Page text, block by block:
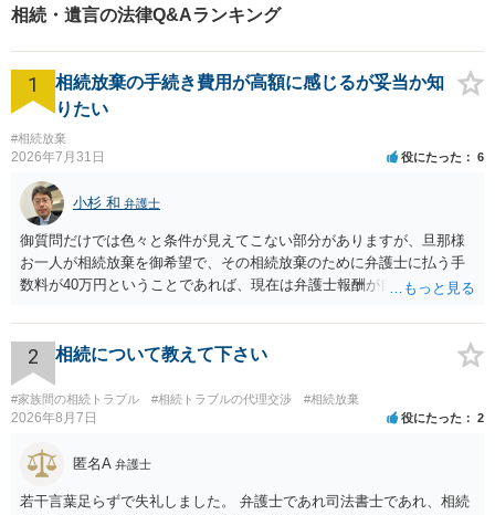
相続・遺言の法律Q&Aランキング
1
相続放棄の手続き費用が高額に感じるが妥当か知
りたい
#相続放棄
2026年7月31日 役にたった 6
小杉 和 弁護士
御質問だけでは色々と条件が見えてこない部分がありますが、旦那様
お一人が相続放棄を御希望で、その相続放棄のために弁護士に払う手
数料が40万円ということであれば、現在は弁護士報酬が自由化されて
です。 ただ、弁護士に払う手数料とは別に戸籍の用意に一定の実費が
かかることになりますので、その費用も支払うべきものとして頭に置
いておいてください。 話を元に戻して、弁護士に対する手数料です
が、旦那様の収入や財産にもよりますが、法テラスに御連絡なさって
弁護士との相談を予約して受任してもらうのが一番安上がりでしょ
らい（希望者が多く予約できてもしばらく先になる）ようですので、
比較的短い熟慮期間のことを考えると、来週早々すぐにでも御連絡す
る方が良いでしょう。 もし法テラスが御利用になれない、あるいは時
2 相続について教えて下さい
#家族間の相続トラブル #相続トラブルの代理交渉 #相続放棄
2026年8月7日 役にたった 2
匿名A 弁護士
若干言葉足らずで失礼しました。 弁護士であれ司法書士であれ、相続